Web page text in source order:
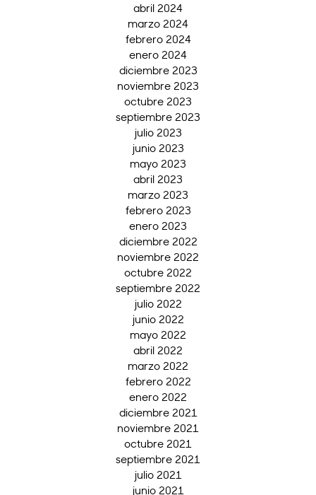
abril 2024
marzo 2024
febrero 2024
enero 2024
diciembre 2023
noviembre 2023
octubre 2023
septiembre 2023
julio 2023
junio 2023
mayo 2023
abril 2023
marzo 2023
febrero 2023
enero 2023
diciembre 2022
noviembre 2022
octubre 2022
septiembre 2022
julio 2022
junio 2022
mayo 2022
abril 2022
marzo 2022
febrero 2022
enero 2022
diciembre 2021
noviembre 2021
octubre 2021
septiembre 2021
julio 2021
junio 2021